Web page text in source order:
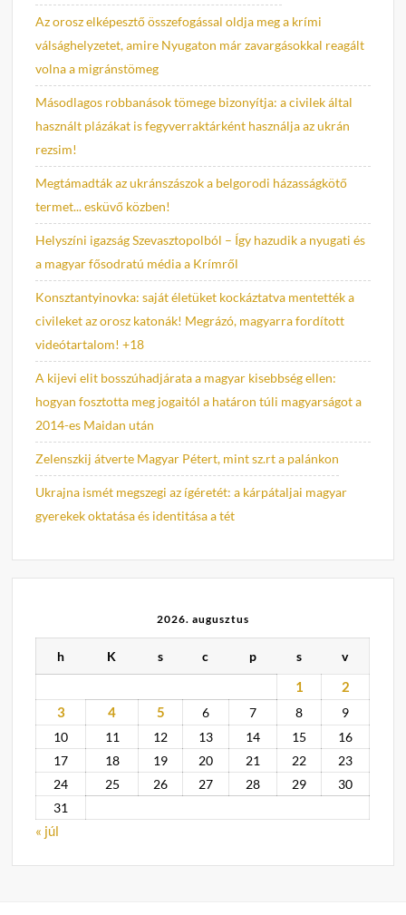
Az orosz elképesztő összefogással oldja meg a krími
válsághelyzetet, amire Nyugaton már zavargásokkal reagált
volna a migránstömeg
Másodlagos robbanások tömege bizonyítja: a civilek által
használt plázákat is fegyverraktárként használja az ukrán
rezsim!
Megtámadták az ukránszászok a belgorodi házasságkötő
termet... esküvő közben!
Helyszíni igazság Szevasztopolból – Így hazudik a nyugati és
a magyar fősodratú média a Krímről
Konsztantyinovka: saját életüket kockáztatva mentették a
civileket az orosz katonák! Megrázó, magyarra fordított
videótartalom! +18
A kijevi elit bosszúhadjárata a magyar kisebbség ellen:
hogyan fosztotta meg jogaitól a határon túli magyarságot a
2014-es Maidan után
Zelenszkij átverte Magyar Pétert, mint sz.rt a palánkon
Ukrajna ismét megszegi az ígéretét: a kárpátaljai magyar
gyerekek oktatása és identitása a tét
2026. augusztus
h K s c p s v
1
2
3
4 5 6 7 8
9
10
11 12 13 14 15
16
17
18 19 20 21 22
23
24
25 26 27 28 29
30
31
« júl